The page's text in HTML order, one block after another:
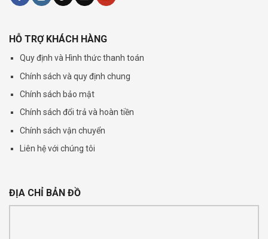
HỖ TRỢ KHÁCH HÀNG
Quy định và Hình thức thanh toán
Chính sách và quy định chung
Chính sách bảo mật
Chính sách đổi trả và hoàn tiền
Chính sách vận chuyển
Liên hệ với chúng tôi
ĐỊA CHỈ BẢN ĐỒ